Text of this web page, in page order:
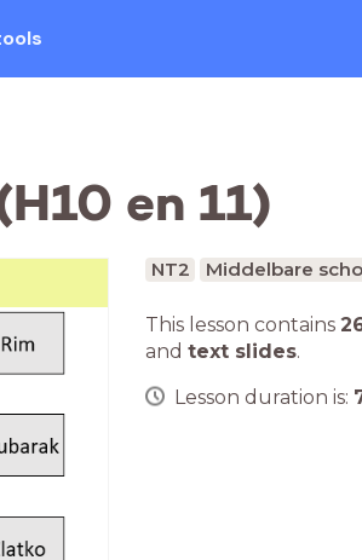
en 11)
NT2 Middelbare
This lesson contains
and text slides.
Lesson duration is: